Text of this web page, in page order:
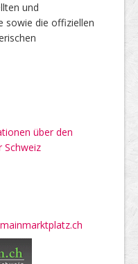
und
sowie die offiziellen
über den
Schweiz